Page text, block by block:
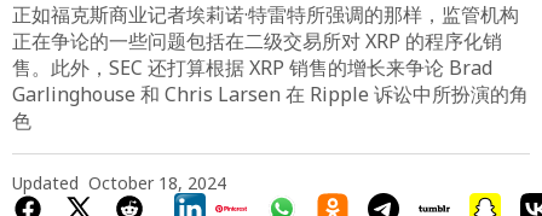
正如福克斯商业记者埃莉诺·特雷特所强调的那样，监管机构
正在争论的一些问题包括在二级交易所对 XRP 的程序化销
售。此外，SEC 还打算根据 XRP 销售的增长来争论 Brad
Garlinghouse 和 Chris Larsen 在 Ripple 诉讼中所扮演的角
色
Updated October 18, 2024